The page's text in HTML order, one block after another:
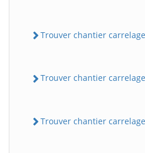
Trouver chantier carrelage
Trouver chantier carrelage
Trouver chantier carrelage